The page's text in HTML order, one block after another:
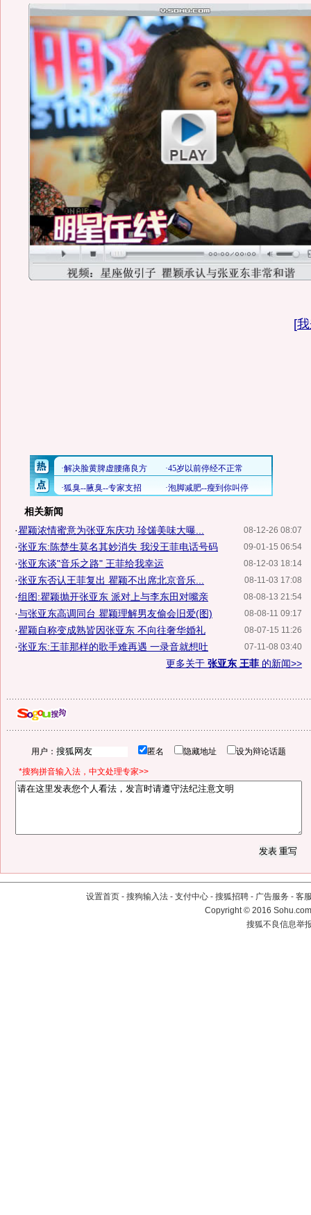
[
相关新闻
08-12-26 08:07
·瞿颖浓情蜜意为张亚东庆功 珍馐美味大曝...
09-01-15 06:54
·张亚东:陈楚生莫名其妙消失 我没王菲电话号码
08-12-03 18:14
·张亚东谈"音乐之路" 王菲给我幸运
08-11-03 17:08
·张亚东否认王菲复出 瞿颖不出席北京音乐...
08-08-13 21:54
·组图:瞿颖抛开张亚东 派对上与李东田对嘴亲
08-08-11 09:17
·与张亚东高调同台 瞿颖理解男友偷会旧爱(图)
08-07-15 11:26
·瞿颖自称变成熟皆因张亚东 不向往奢华婚礼
07-11-08 03:40
·张亚东:王菲那样的歌手难再遇 一录音就想吐
更多关于 张亚东 王菲 的新闻>>
用户： 匿名 隐藏地址 设为辩论话题
*搜狗拼音输入法，中文处理专家>>
设置首页 - 搜狗输入法 - 支付中心 - 搜狐招聘 - 广告服务 - 客
Copyright©2016
搜狐不良信息举